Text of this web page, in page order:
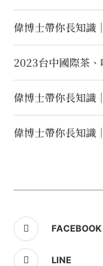
偉博士帶你長知識
2023台中國際茶
偉博士帶你長知識
偉博士帶你長知識
FACEBOOK
LINE